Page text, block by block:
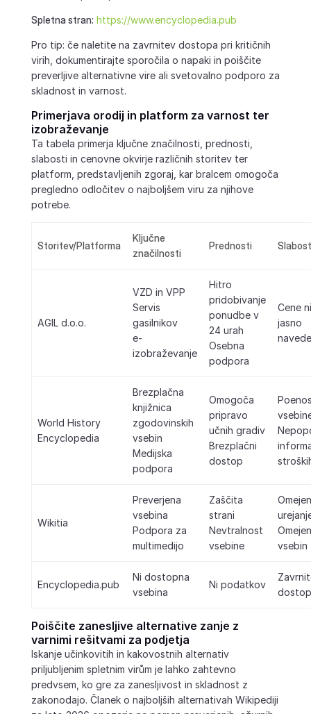
Spletna stran: https://www.encyclopedia.pub
Pro tip: če naletite na zavrnitev dostopa pri kritičnih
virih, dokumentirajte sporočila o napaki in poiščite
preverljive alternativne vire ali svetovalno podporo za
skladnost in varnost.
Primerjava orodij in platform za varnost ter
izobraževanje
Ta tabela primerja ključne značilnosti, prednosti,
slabosti in cenovne okvirje različnih storitev ter
platform, predstavljenih zgoraj, kar bralcem omogoča
pregledno odločitev o najboljšem viru za njihove
potrebe.
Storitev/Platforma
Ključne
značilnosti
Prednosti
AGIL d.o.o.
VZD in VPP
Servis
gasilnikov
e-
izobraževanje
Hitro
pridobivanje
ponudbe v
24 urah
Osebna
podpora
Cene
jasno
World History
Encyclopedia
Brezplačna
knjižnica
zgodovinskih
vsebin
Medijska
podpora
Omogoča
pripravo
učnih gradiv
Brezplačni
dostop
Wikitia
Preverjena
vsebina
Podpora za
multimedijo
Zaščita
strani
Nevtralnost
vsebine
vsebin
Encyclopedia.pub
Ni dostopna
vsebina
Ni podatkov
Poiščite zanesljive alternative zanje z
varnimi rešitvami za podjetja
Iskanje učinkovitih in kakovostnih alternativ
priljubljenim spletnim virům je lahko zahtevno
predvsem, ko gre za zanesljivost in skladnost z
zakonodajo. Članek o najboljših alternativah Wikipediji